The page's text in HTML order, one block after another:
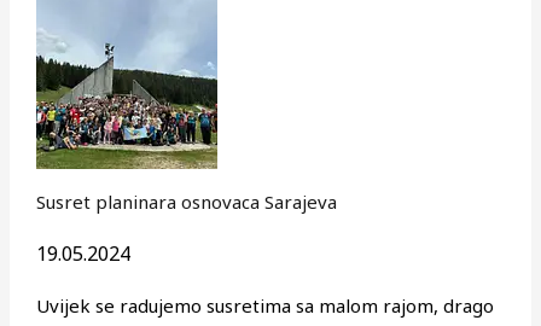
Susret planinara osnovaca Sarajeva
19.05.2024
Uvijek se radujemo susretima sa malom rajom, drago